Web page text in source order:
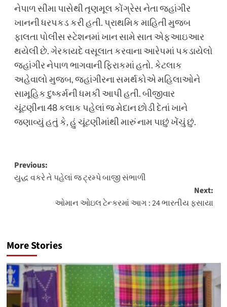
નેપાળ સીમા પાસેથી તૃણમૂલ કોંગ્રેસ નેતા જહાંગીર
ખાનની ધરપકડ કરી હતી. પ્રાથમિક માહિતી મુજબ
ફાલતા પોલીસ સ્ટેશનમાં ખાન સામે સાત એફઆઇઆર
થયેલી છે. ગેરકાયદે વસૂલાત કરવાના આરેપમાં પકડાયેલો
જહાંગીર નેપાળ ભાગવાની ફિરાકમાં હતો. કેટલાક
અહેવાલો મુજબ, જહાંગીરના સમર્થકોએ મહિલાઓને
સામૂહિક દુષ્કર્મની ધમકી આપી હતી. બીજીવાર
ચૂંટણીના 48 કલાક પહેલાં જ મેદાન છોડી દેતાં ખાને
જણાવ્યું હતું કે, હું ચૂંટણીમાંથી મારું નામ પાછું ખેંચું છું.
Post
navigation
Previous:
યુદ્ધ વકરે તે પહેલાં જ ટ્રમ્પે બાજી સંભાળી
Next:
ઓમાન ઓઇલ ટેન્કરમાં આગ : 24 ભારતીય ફસાયા
More Stories